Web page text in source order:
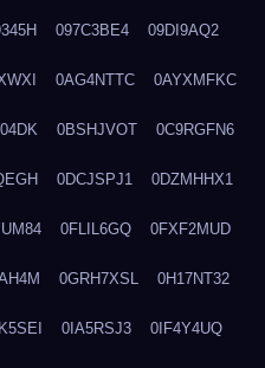
097C3BE4 09DI9AQ2
0AG4NTTC 0AYXMFKC
0BSHJVOT 0C9RGFN6
0DCJSPJ1 0DZMHHX1
0FLIL6GQ 0FXF2MUD
0GRH7XSL 0H17NT32
0IA5RSJ3 0IF4Y4UQ